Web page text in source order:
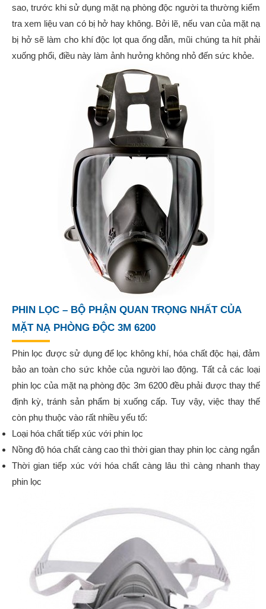
sao, trước khi sử dụng mặt nạ phòng độc người ta thường kiểm
tra xem liệu van có bị hở hay không. Bởi lẽ, nếu van của mặt nạ
bị hở sẽ làm cho khí độc lọt qua ống dẫn, mũi chúng ta hít phải
xuống phổi, điều này làm ảnh hưởng không nhỏ đến sức khỏe.
PHIN LỌC – BỘ PHẬN QUAN TRỌNG NHẤT CỦA
MẶT NẠ PHÒNG ĐỘC 3M 6200
Phin lọc được sử dụng để lọc không khí, hóa chất độc hại, đảm
bảo an toàn cho sức khỏe của người lao động. Tất cả các loại
phin lọc của mặt nạ phòng độc 3m 6200 đều phải được thay thế
định kỳ, tránh sản phẩm bị xuống cấp. Tuy vậy, việc thay thế
còn phụ thuộc vào rất nhiều yếu tố:
Loại hóa chất tiếp xúc với phin lọc
Nồng độ hóa chất càng cao thì thời gian thay phin lọc càng ngắn
Thời gian tiếp xúc với hóa chất càng lâu thì càng nhanh thay
phin lọc